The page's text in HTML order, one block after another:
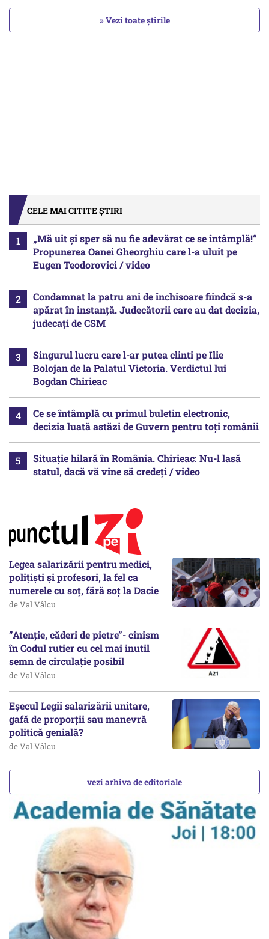
» Vezi toate știrile
CELE MAI CITITE ȘTIRI
„Mă uit și sper să nu fie adevărat ce se întâmplă!“
Propunerea Oanei Gheorghiu care l-a uluit pe
Eugen Teodorovici / video
Condamnat la patru ani de închisoare fiindcă s-a
apărat în instanță. Judecătorii care au dat decizia,
judecați de CSM
Singurul lucru care l-ar putea clinti pe Ilie
Bolojan de la Palatul Victoria. Verdictul lui
Bogdan Chirieac
Ce se întâmplă cu primul buletin electronic,
decizia luată astăzi de Guvern pentru toți românii
Situație hilară în România. Chirieac: Nu-l lasă
statul, dacă vă vine să credeți / video
Legea salarizării pentru medici,
polițiști și profesori, la fel ca
numerele cu soț, fără soț la Dacie
de Val Vâlcu
”Atenție, căderi de pietre”- cinism
în Codul rutier cu cel mai inutil
semn de circulație posibil
de Val Vâlcu
Eșecul Legii salarizării unitare,
gafă de proporții sau manevră
politică genială?
de Val Vâlcu
vezi arhiva de editoriale